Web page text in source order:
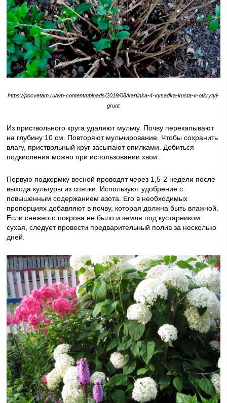
https://pocvetam.ru/wp-content/uploads/2019/08/kartinka-4-vysadka-kusta-v-otkrytyj-
grunt
Из приствольного круга удаляют мульчу. Почву перекапывают
на глубину 10 см. Повторяют мульчирование. Чтобы сохранить
влагу, приствольный круг засыпают опилками. Добиться
подкисления можно при использовании хвои.
Первую подкормку весной проводят через 1,5-2 недели после
выхода культуры из спячки. Используют удобрение с
повышенным содержанием азота. Его в необходимых
пропорциях добавляют в почву, которая должна быть влажной.
Если снежного покрова не было и земля под кустарником
сухая, следует провести предварительный полив за несколько
дней.